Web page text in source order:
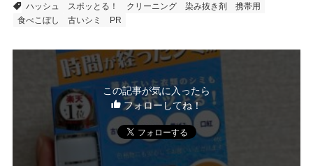
ハッシュ
スポッとる！ クリーニング 染み抜き剤
携帯用
食べこぼし
古いシミ PR
この記事が気に入ったら
フォローしてね！